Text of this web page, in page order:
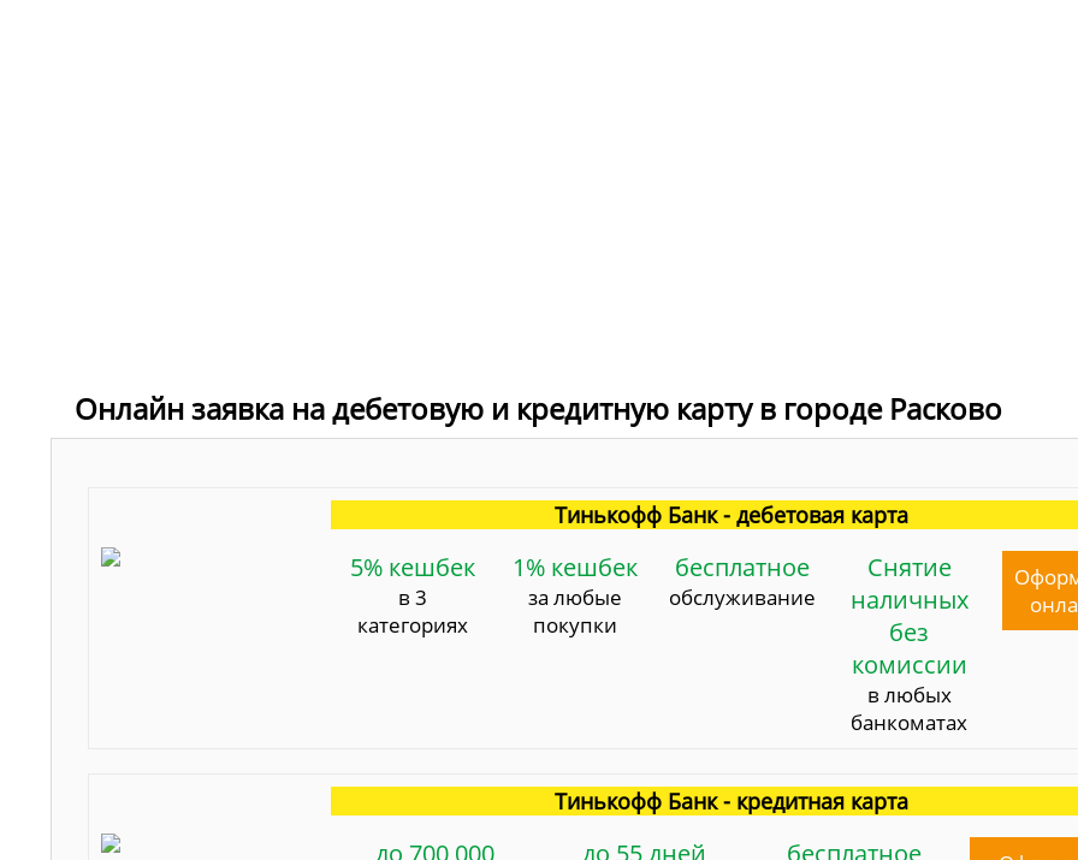
Онлайн заявка на дебетовую и кредитную карту в городе Расково
Тинькофф Банк - дебетовая карта
5% кешбек
в 3
категориях
1% кешбек
за любые
покупки
бесплатное
обслуживание
Снятие
наличных
без
комиссии
в любых
банкоматах
Тинькофф Банк - кредитная карта
до 700 000 до 55 дней
бесплатное